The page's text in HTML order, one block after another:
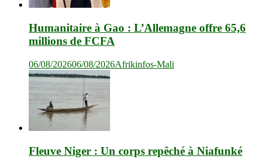
Humanitaire à Gao : L’Allemagne offre 65,6
millions de FCFA
06/08/202606/08/2026Afrikinfos-Mali
Fleuve Niger : Un corps repêché à Niafunké